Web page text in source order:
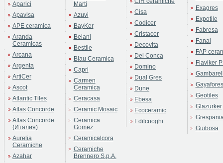
Aparici
Apavisa
APE ceramica
Aranda
Ceramicas
Arcana
Argenta
ArtiCer
Ascot
Atlantic Tiles
Atlas Concorde
Atlas Concorde
(Италия)
Aurelia
Ceramiche
Azahar
Marti
Azuvi
BayKer
Belani
Bestile
Blau Ceramica
Capri
Carmen
Ceramica
Ceracasa
Ceramic Mosaic
Ceramica
Gomez
Ceramicalcora
Ceramiche
Brennero S.p.A.
Cisa
Codicer
Cristacer
Decovita
Del Conca
Domino
Dual Gres
Dune
Ebesa
Ecoceramic
Edilcuoghi
Exagres
Expotile
Fabresa
Fanal
FAP
Flaviker
Gayafores
Geotiles
Glazurker
Guibosa